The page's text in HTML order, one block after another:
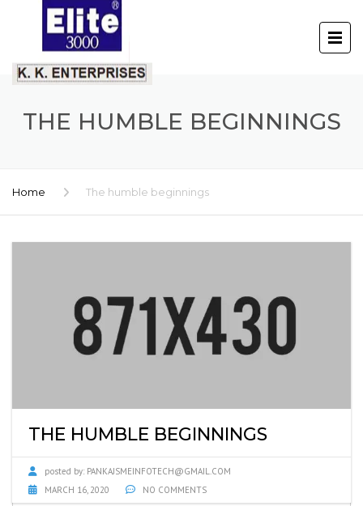
THE HUMBLE BEGINNINGS
Home The humble beginnings
THE HUMBLE BEGINNINGS
posted by: PANKAJSMEINFOTECH@GMAIL.COM
MARCH 16, 2020
NO COMMENTS